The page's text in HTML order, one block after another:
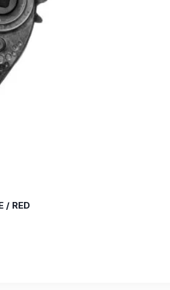
/ RED